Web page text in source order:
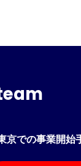
京での事業開始